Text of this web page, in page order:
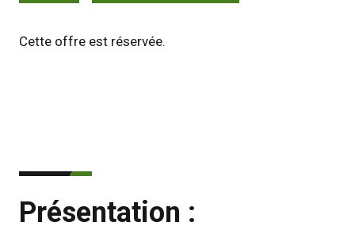
Cette offre est réservée.
Présentation :